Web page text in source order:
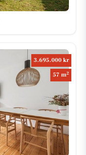
3.695.000 kr
57 m2